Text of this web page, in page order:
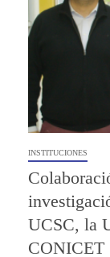
INSTITUCIONES
UCSC, la
CONICET